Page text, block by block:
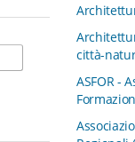
città-
ASFOR -